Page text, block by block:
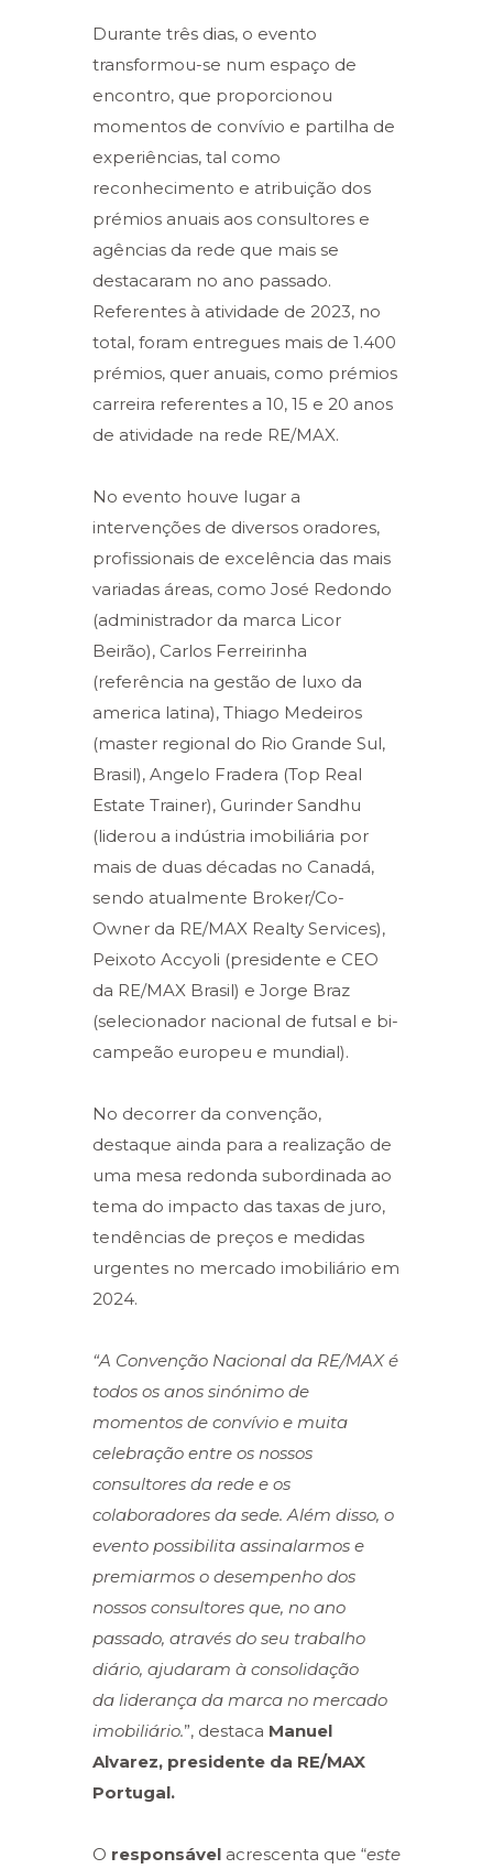
Durante três dias, o evento
transformou-se num espaço de
encontro, que proporcionou
momentos de convívio e partilha de
experiências, tal como
reconhecimento e atribuição dos
prémios anuais aos consultores e
agências da rede que mais se
destacaram no ano passado.
Referentes à atividade de 2023, no
total, foram entregues mais de 1.400
prémios, quer anuais, como prémios
carreira referentes a 10, 15 e 20 anos
de atividade na rede RE/MAX.
No evento houve lugar a
intervenções de diversos oradores,
profissionais de excelência das mais
variadas áreas, como José Redondo
(administrador da marca Licor
Beirão), Carlos Ferreirinha
(referência na gestão de luxo da
america latina), Thiago Medeiros
(master regional do Rio Grande Sul,
Brasil), Angelo Fradera (Top Real
Estate Trainer), Gurinder Sandhu
(liderou a indústria imobiliária por
mais de duas décadas no Canadá,
sendo atualmente Broker/Co-
Owner da RE/MAX Realty Services),
Peixoto Accyoli (presidente e CEO
da RE/MAX Brasil) e Jorge Braz
(selecionador nacional de futsal e bi-
campeão europeu e mundial).
No decorrer da convenção,
destaque ainda para a realização de
uma mesa redonda subordinada ao
tema do impacto das taxas de juro,
tendências de preços e medidas
urgentes no mercado imobiliário em
2024.
“A Convenção Nacional da RE/MAX é
todos os anos sinónimo de
momentos de convívio e muita
celebração entre os nossos
consultores da rede e os
colaboradores da sede. Além disso, o
evento possibilita assinalarmos e
premiarmos o desempenho dos
nossos consultores que, no ano
passado, através do seu trabalho
diário, ajudaram à consolidação
da liderança da marca no mercado
imobiliário.”, destaca Manuel
Alvarez, presidente da RE/MAX
Portugal.
O responsável acrescenta que “este